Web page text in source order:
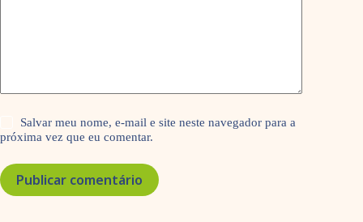
Salvar meu nome, e-mail e site neste navegador para a
próxima vez que eu comentar.
Publicar comentário